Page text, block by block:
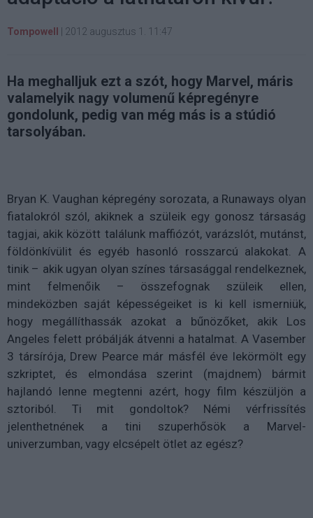
Tompowell 2012 augusztus 1. 11:47
Ha meghalljuk ezt a szót, hogy Marvel, máris
valamelyik nagy volumenű képregényre
gondolunk, pedig van még más is a stúdió
tarsolyában.
Bryan K. Vaughan képregény sorozata, a Runaways olyan
fiatalokról szól, akiknek a szüleik egy gonosz társaság
tagjai, akik között találunk maffiózót, varázslót, mutánst,
földönkívülit és egyéb hasonló rosszarcú alakokat. A
tinik – akik ugyan olyan színes társasággal rendelkeznek,
mint felmenőik – összefognak szüleik ellen,
mindeközben saját képességeiket is ki kell ismerniük,
hogy megállíthassák azokat a bűnözőket, akik Los
Angeles felett próbálják átvenni a hatalmat. A Vasember
3 társírója, Drew Pearce már másfél éve lekörmölt egy
szkriptet, és elmondása szerint (majdnem) bármit
hajlandó lenne megtenni azért, hogy film készüljön a
sztoriból. Ti mit gondoltok? Némi vérfrissítés
jelenthetnének a tini szuperhősök a Marvel-
univerzumban, vagy elcsépelt ötlet az egész?